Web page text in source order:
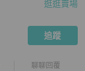
逛逛賣場
追蹤
聊聊回覆